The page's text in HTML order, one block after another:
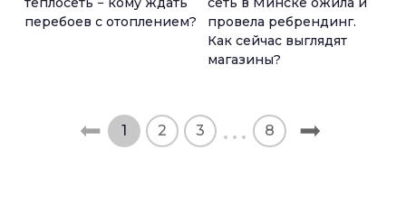
перебоев с отоплением?
провела ребрендинг.
Как сейчас выглядят
магазины?
1 2 3 8